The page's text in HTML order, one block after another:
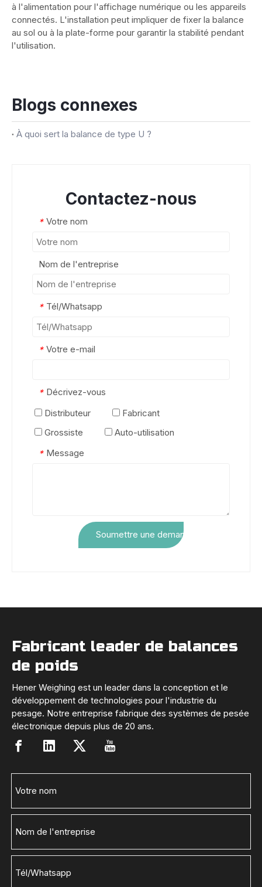
à l'alimentation pour l'affichage numérique ou les appareils
connectés. L'installation peut impliquer de fixer la balance
au sol ou à la plate-forme pour garantir la stabilité pendant
l'utilisation.
Blogs connexes
À quoi sert la balance de type U ?
Contactez-nous
* Votre nom
Nom de l'entreprise
* Tél/Whatsapp
* Votre e-mail
* Décrivez-vous
Distributeur
Fabricant
Grossiste
Auto-utilisation
* Message
Soumettre une demande
Fabricant leader de balances
de poids
Hener Weighing est un leader dans la conception et le
développement de technologies pour l'industrie du
pesage. Notre entreprise fabrique des systèmes de pesée
électronique depuis plus de 20 ans.